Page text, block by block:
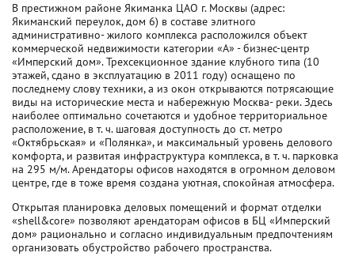
В престижном районе Якиманка ЦАО г. Москвы (адрес:
Якиманский переулок, дом 6) в составе элитного
административно- жилого комплекса расположился объект
коммерческой недвижимости категории «А» - бизнес-центр
«Имперский дом». Трехсекционное здание клубного типа (10
этажей, сдано в эксплуатацию в 2011 году) оснащено по
последнему слову техники, а из окон открываются потрясающие
виды на исторические места и набережную Москва- реки. Здесь
наиболее оптимально сочетаются и удобное территориальное
расположение, в т. ч. шаговая доступность до ст. метро
«Октябрьская» и «Полянка», и максимальный уровень делового
комфорта, и развитая инфраструктура комплекса, в т. ч. парковка
на 295 м/м. Арендаторы офисов находятся в огромном деловом
центре, где в тоже время создана уютная, спокойная атмосфера.
Открытая планировка деловых помещений и формат отделки
«shell&core» позволяют арендаторам офисов в БЦ «Имперский
дом» рационально и согласно индивидуальным предпочтениям
организовать обустройство рабочего пространства.